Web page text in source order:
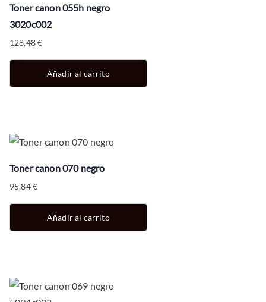
Toner canon 055h negro
3020c002
128,48€
Añadir al carrito
Toner canon 070 negro
95,84€
Añadir al carrito